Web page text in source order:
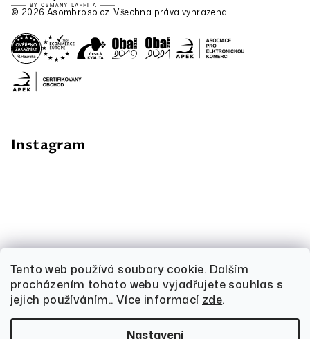
Tento web používá soubory cookie. Dalším
procházením tohoto webu vyjadřujete souhlas s
jejich používáním.. Více informací zde.
Nastavení
© 2026 Asombroso.cz. Všechna práva vyhrazena.
Instagram